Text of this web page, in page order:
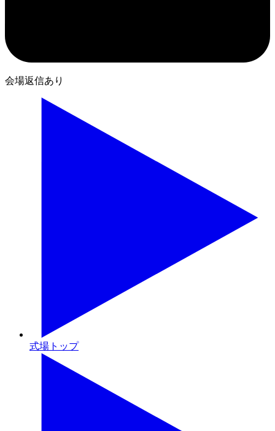
会場返信あり
式場トップ